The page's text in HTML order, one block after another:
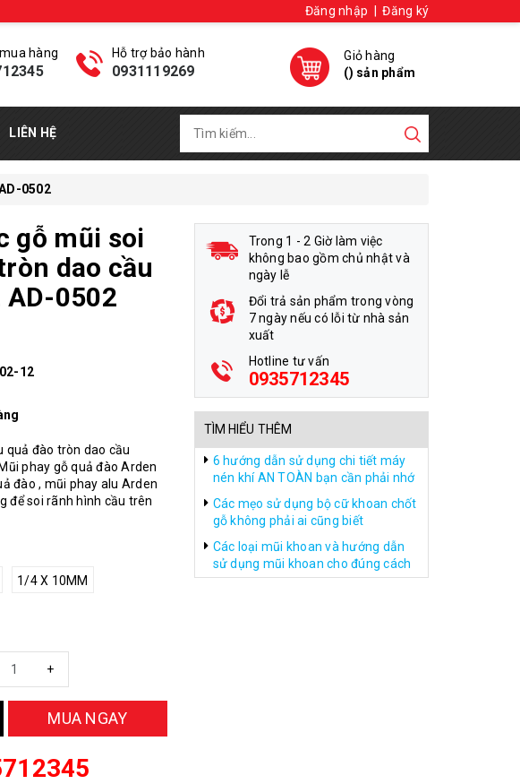
Đăng nhập Đăng ký
hàng Hỗ trợ bảo hành
0931119269
Giỏ hàng
() sản phẩm
LIÊN HỆ
0502
gỗ mũi soi
dao cầu
AD-0502
12
quả đào tròn dao cầu
phay gỗ quả đào Arden
đào , mũi phay alu Arden
để soi rãnh hình cầu trên
1/4 X 10MM
+
MUA NGAY
Trong 1 - 2 Giờ làm việc
không bao gồm chủ nhật và
ngày lễ
Đổi trả sản phẩm trong vòng
7 ngày nếu có lỗi từ nhà sản
xuất
Hotline tư vấn
0935712345
TÌM HIỂU THÊM
6 hướng dẫn sử dụng chi tiết máy
nén khí AN TOÀN bạn cần phải nhớ
Các mẹo sử dụng bộ cữ khoan chốt
gỗ không phải ai cũng biết
Các loại mũi khoan và hướng dẫn
sử dụng mũi khoan cho đúng cách